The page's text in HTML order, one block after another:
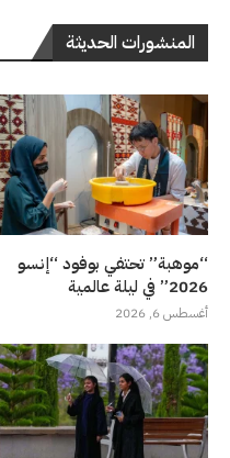
المنشورات الحديثة
“موهبة” تحتفي بوفود “إنسو
2026” في ليلة عالمية
أغسطس 6, 2026